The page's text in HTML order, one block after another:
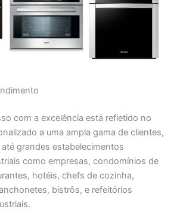
com a excelência está refletido no
a uma ampla gama de clientes,
grandes estabelecimentos
como empresas, condomínios de
hotéis, chefs de cozinha,
bistrôs, e refeitórios